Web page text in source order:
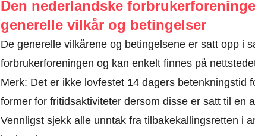
Den nederlandske
generelle vilkår og betingelser
De generelle vilkårene og betingelsene er satt opp i
forbrukerforeningen og kan enkelt finnes på
Merk: Det er ikke lovfestet 14 dagers betenkningstid
former for fritidsaktiviteter dersom disse er satt til en
Vennligst sjekk alle unntak fra tilbakekallingsretten i